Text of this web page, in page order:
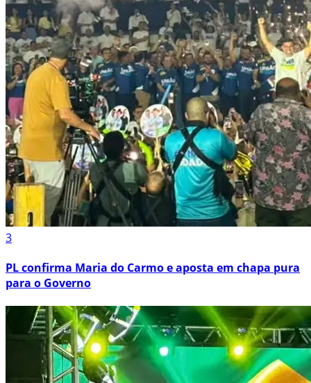
3
PL confirma Maria do Carmo e aposta em chapa pura
para o Governo